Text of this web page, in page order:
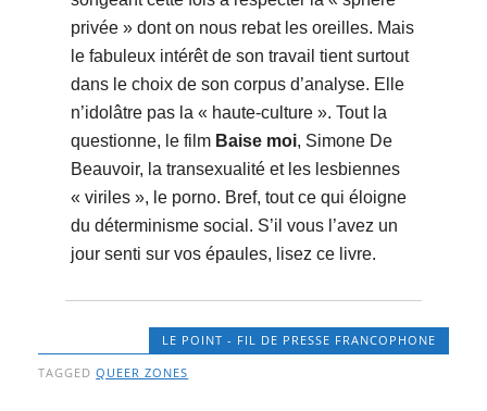
privée » dont on nous rebat les oreilles. Mais
le fabuleux intérêt de son travail tient surtout
dans le choix de son corpus d’analyse. Elle
n’idolâtre pas la « haute-culture ». Tout la
questionne, le film Baise moi, Simone De
Beauvoir, la transexualité et les lesbiennes
« viriles », le porno. Bref, tout ce qui éloigne
du déterminisme social. S’il vous l’avez un
jour senti sur vos épaules, lisez ce livre.
LE POINT - FIL DE PRESSE FRANCOPHONE
TAGGEDQUEER ZONES